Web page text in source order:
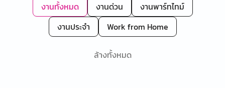
งานทั้งหมด งานด่วน
งานพาร์ทไทม์
งานประจำ
Work from Home
ล้างทั้งหมด